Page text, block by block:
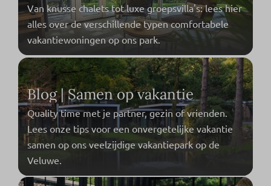
Van knusse chalets tot luxe groepsvilla's: lees hier
alles over de verschillende typen comfortabele
vakantiewoningen op ons park.
Blog | Samen op vakantie
Quality time met je partner, gezin of vrienden.
Lees onze tips voor een onvergetelijke vakantie
samen op ons veelzijdige vakantiepark op de
Veluwe.